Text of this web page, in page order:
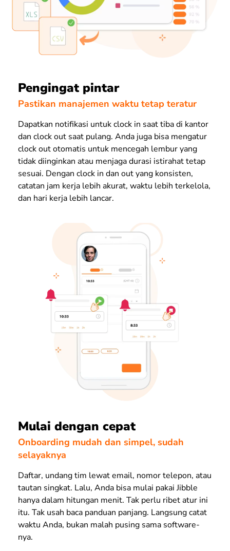
Pengingat pintar
Pastikan manajemen waktu tetap teratur
Dapatkan notifikasi untuk clock in saat tiba di kantor
dan clock out saat pulang. Anda juga bisa mengatur
clock out otomatis untuk mencegah lembur yang
tidak diinginkan atau menjaga durasi istirahat tetap
sesuai. Dengan clock in dan out yang konsisten,
catatan jam kerja lebih akurat, waktu lebih terkelola,
dan hari kerja lebih lancar.
Mulai dengan cepat
Onboarding mudah dan simpel, sudah
selayaknya
Daftar, undang tim lewat email, nomor telepon, atau
tautan singkat. Lalu, Anda bisa mulai pakai Jibble
hanya dalam hitungan menit. Tak perlu ribet atur ini
itu. Tak usah baca panduan panjang. Langsung catat
waktu Anda, bukan malah pusing sama software-
nya.